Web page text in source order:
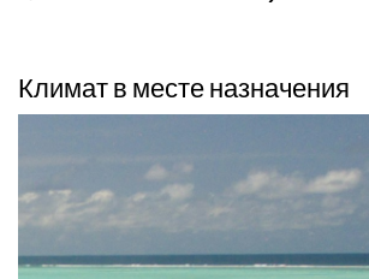
Климат в месте назначения